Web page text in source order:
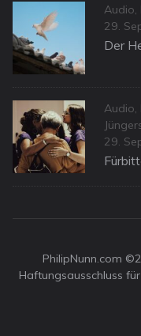
Audio,
Posted
on
29.
Der
Audio,
Posted
on
29.
PhilipNunn.com
Haftungsausschluss